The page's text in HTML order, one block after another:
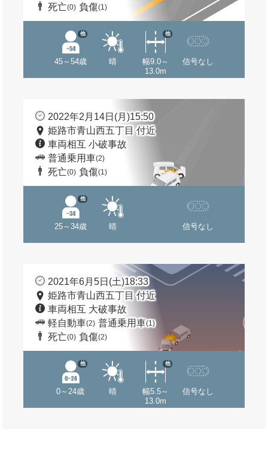
死亡(0) 負傷(1)
45～54歳
他
晴
幅9.0～
13.0m
他
信号なし
2022年2月14日(月)15:50
姫路市青山西五丁目 付近
車両相互 小破事故
普通乗用車(2)
死亡(0) 負傷(1)
25～34歳
他
晴 信号なし
2021年6月5日(土)18:33
姫路市青山西五丁目 付近
車両相互 大破事故
軽自動車(2) 普通乗用車(1)
死亡(0) 負傷(2)
0～24歳
他
晴
幅5.5～
13.0m
他
信号なし